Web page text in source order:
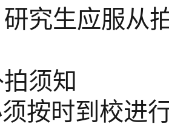
研究生应服从
须知
按时到校进